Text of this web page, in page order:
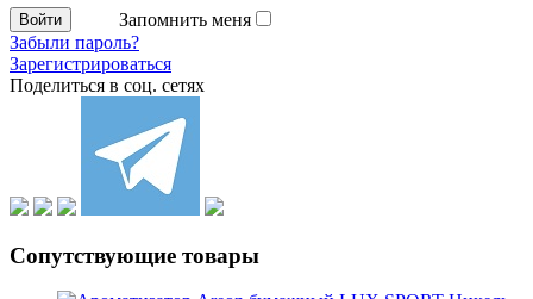
Запомнить меня
Забыли пароль?
Зарегистрироваться
Поделиться в соц. сетях
Сопутствующие товары